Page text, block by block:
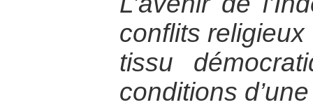
conflits
tissu
conditions